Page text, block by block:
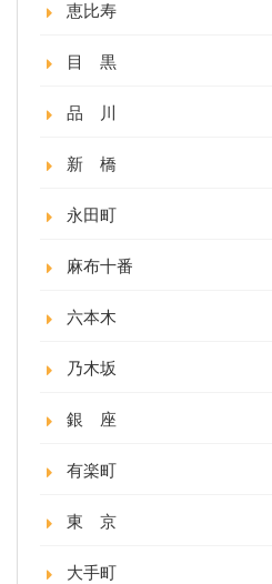
恵比寿
目 黒
品 川
新 橋
永田町
麻布十番
六本木
乃木坂
銀 座
有楽町
東 京
大手町